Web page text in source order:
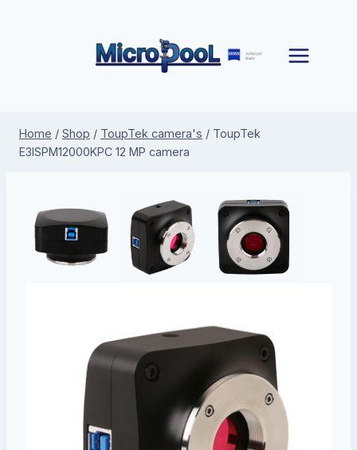
Home / Shop / ToupTek camera's / ToupTek
E3ISPM12000KPC 12 MP camera